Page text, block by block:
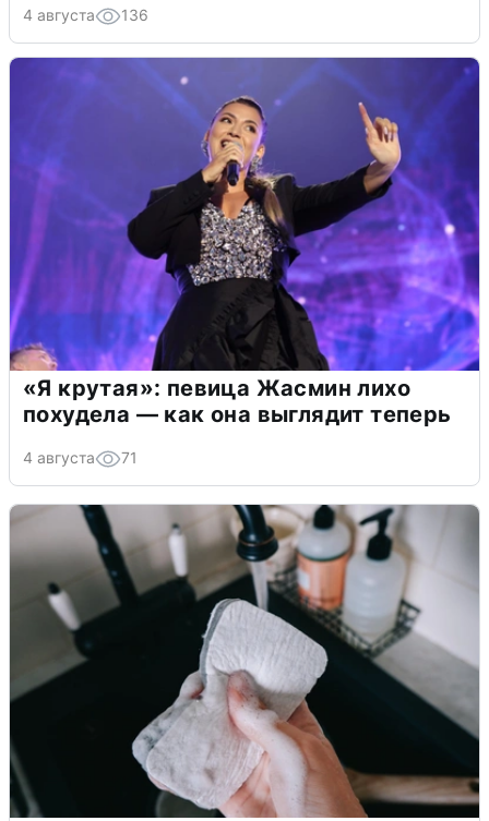
4 августа 136
«Я крутая»: певица Жасмин лихо
похудела — как она выглядит теперь
4 августа 71